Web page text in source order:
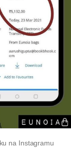
na Instagramu